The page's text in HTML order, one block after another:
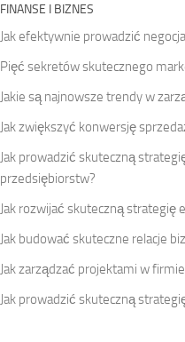
FINANSE I BIZNES
Jak efektywnie prowadzić
Pięć sekretów skutecznego
Jakie są najnowsze trendy w
Jak zwiększyć konwersję
Jak prowadzić skuteczną
przedsiębiorstw?
Jak rozwijać skuteczną strategię
Jak budować skuteczne relacje
Jak zarządzać projektami w
Jak prowadzić skuteczną